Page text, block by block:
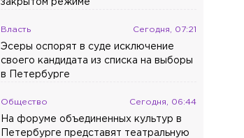
закрытом режиме
Власть Сегодня, 07:21
Эсеры оспорят в суде исключение
своего кандидата из списка на выборы
в Петербурге
Общество Сегодня, 06:44
На форуме объединенных культур в
Петербурге представят театральную